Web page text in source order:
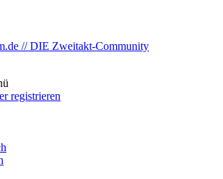
// DIE Zweitakt-Community
registrieren